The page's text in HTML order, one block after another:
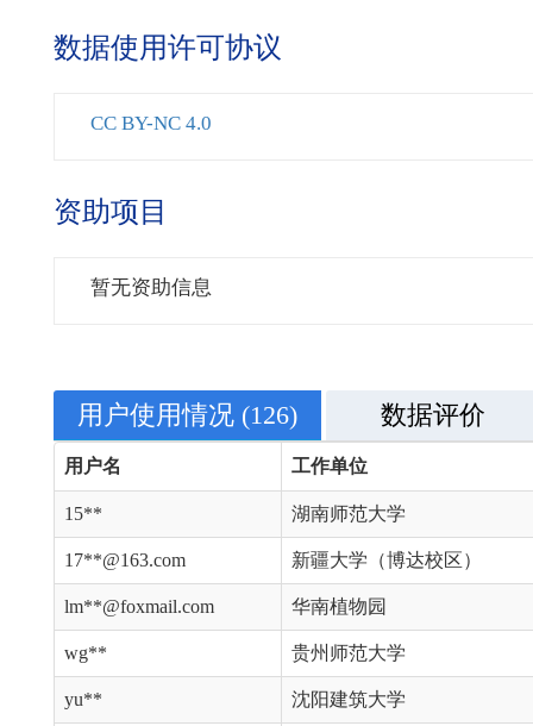
数据使用许可协议
CC BY-NC 4.0
资助项目
暂无资助信息
用户使用情况 (126) 数据评价
用户名 工作单位
15** 湖南师范大学
17**@163.com 新疆大学（博达校区）
lm**@foxmail.com 华南植物园
wg** 贵州师范大学
yu** 沈阳建筑大学